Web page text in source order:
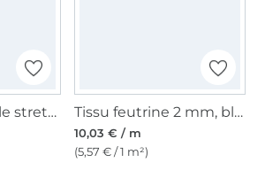
Tissu tulle souple stretch, bleu clair Tissu feutrine 2 mm, blanc
10,03 € / m
(5,57 € / 1 m²)